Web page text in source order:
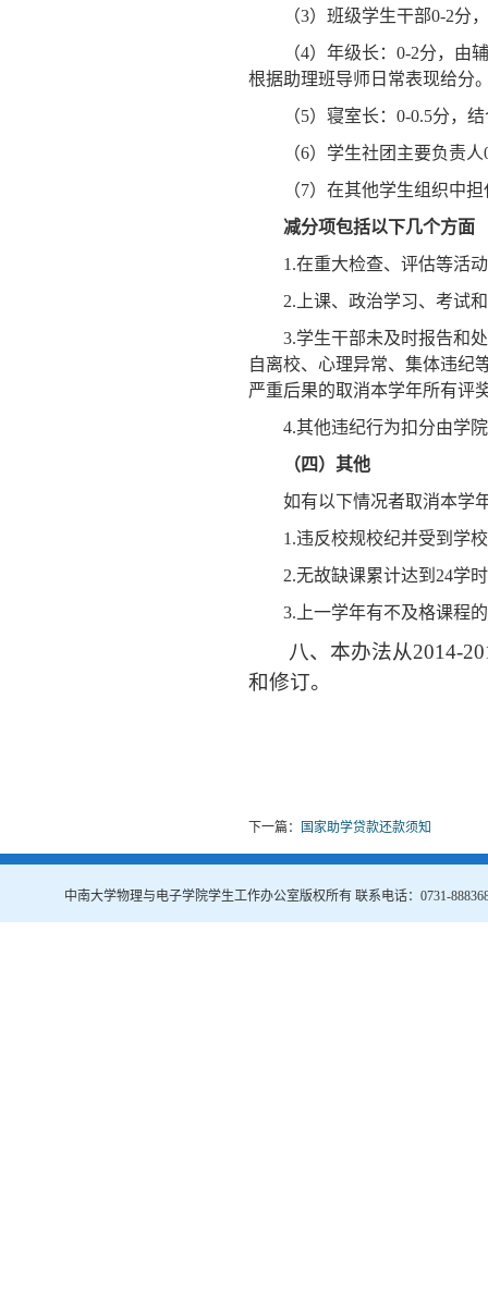
（3）班级学生干部0-2分
（4）年级长： 0-2分，由
根据助理班导师日常表现给分
（5）寝室长： 0-0.5分，
（6）学生社团主要负责人
（7）在其他学生组织中
减分项包括以下几个方面
1.在重大检查、评估等活
2. 上课、政治学习、考试
3.学生干部未及时报告和
自离校、心理异常、集体违纪
严重后果的取消本学年所有评
4.其他违纪行为扣分由学
（四）其他
如有以下情况者取消本学
1.违反校规校纪并受到学
2.无故缺课累计达到 24学
3. 上一学年有不及格课程
八、本办法从2014-
和修订。
下一篇： 国家助学贷款还款须知
中南大学物理与电子学院学生工作办公室版权所有 联系电话：0731-